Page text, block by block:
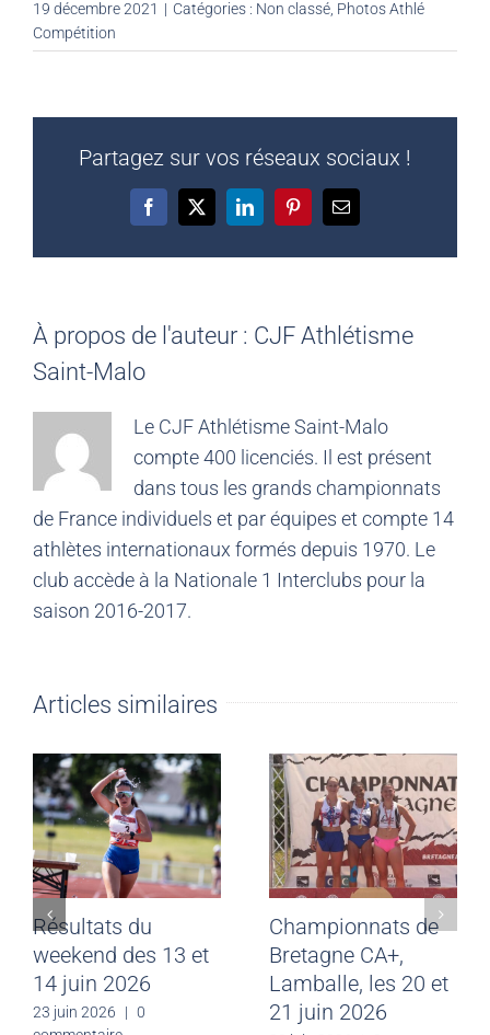
19 décembre 2021 | Catégories : Non classé Photos Athlé
Compétition
Partagez sur vos réseaux sociaux !
Facebook
X LinkedInPinterestEmail
À propos de l'auteur : CJF Athlétisme
Saint-Malo
Le CJF Athlétisme Saint-Malo
compte 400 licenciés. Il est présent
dans tous les grands championnats
de France individuels et par équipes et compte 14
athlètes internationaux formés depuis 1970. Le
club accède à la Nationale 1 Interclubs pour la
saison 2016-2017.
Articles similaires
Meeting CJF Saint-
Malo du 28 juin
2026
30 juin 2026 | 0
Résultats du
weekend des 13 et
14 juin 2026
23 juin 2026 |
0